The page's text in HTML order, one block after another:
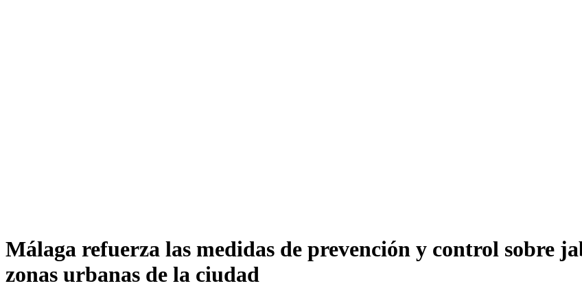
Málaga refuerza las medidas de prevención y control sobre
zonas urbanas de la ciudad